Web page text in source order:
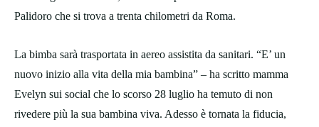
Palidoro che si trova a trenta chilometri da Roma.
La bimba sarà trasportata in aereo assistita da sanitari. “E’ un
nuovo inizio alla vita della mia bambina” – ha scritto mamma
Evelyn sui social che lo scorso 28 luglio ha temuto di non
rivedere più la sua bambina viva. Adesso è tornata la fiducia,